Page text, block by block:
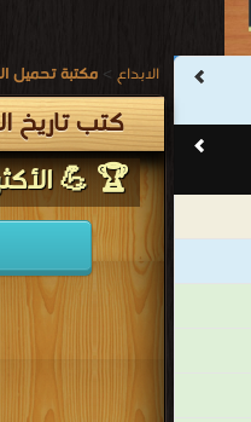
الابداع > مكتبة تحميل
كتب تاريخ
🏆 💪